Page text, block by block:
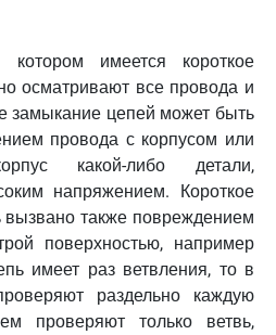
имеется короткое
осматривают все провода и
замыкание цепей может быть
провода с корпусом или
какой-либо детали,
напряжением. Короткое
также повреждением
поверхностью, например
имеет раз ветвления, то в
раздельно каждую
проверяют только ветвь,